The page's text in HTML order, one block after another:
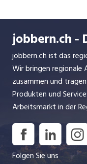
Partner-
Bürgerspital
Solothurn
Spital
Dienste Ambulante
Dienste
Grenchen Radio-
Onkologie
jobbern.ch -
jobbern.ch ist das
Wir bringen
zusammen und
Produkten und
Arbeitsmarkt in der
Folgen Sie uns